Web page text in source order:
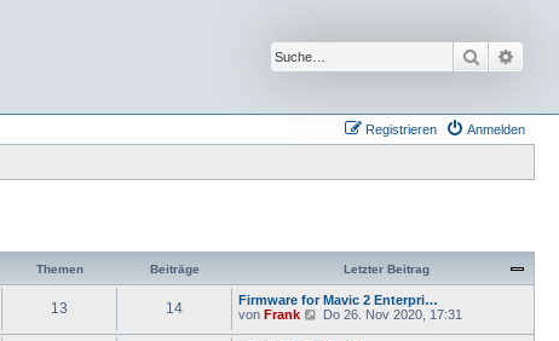
Suche
Anmelden
Registrieren
Themen Beiträge Letzter Beitrag
13 14
Firmware for Mavic 2 Enterpri…
von Frank
NDo 26. Nov 2020, 17:31